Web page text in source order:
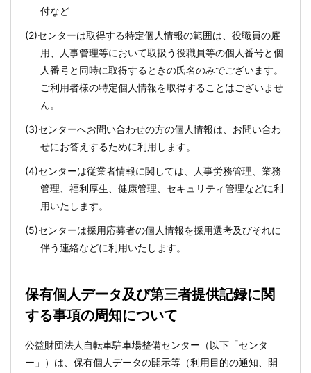
付など
(2)センターは取得する特定個人情報の範囲は、役職員の雇
用、人事管理等において取扱う役職員等の個人番号と個
人番号と同時に取得するときの氏名のみでございます。
ご利用者様の特定個人情報を取得することはございませ
ん。
(3)センターへお問い合わせの方の個人情報は、お問い合わ
せにお答えするために利用します。
(4)センターは従業者情報に関しては、人事労務管理、業務
管理、福利厚生、健康管理、セキュリティ管理などに利
用いたします。
(5)センターは採用応募者の個人情報を採用選考及びそれに
伴う連絡などに利用いたします。
保有個人データ及び第三者提供記録に関
する事項の周知について
公益財団法人自転車駐車場整備センター（以下「センタ
ー」）は、保有個人データの開示等（利用目的の通知、開